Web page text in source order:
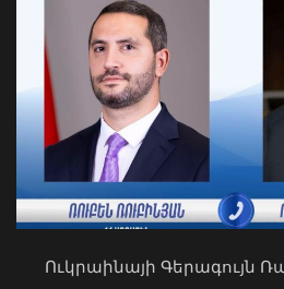
Սևանա լճի լողափերից մեկում
քաղաքացիները հեծանիվ-
հեռացել են ափից և չեն
վերադառնալ․ օգնության են
փրկարարները
09 Օգոստոս, 2026 12:14
04 Օգոստոս, 2026 15:53
Ուկրաինայի Գերագույն